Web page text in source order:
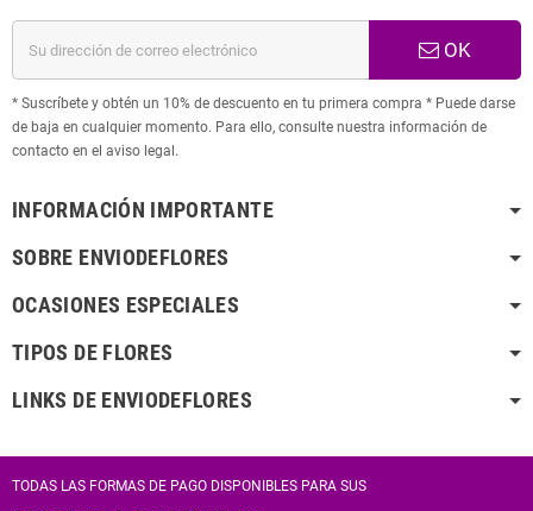
OK
* Suscríbete y obtén un 10% de descuento en tu primera compra * Puede darse
de baja en cualquier momento. Para ello, consulte nuestra información de
contacto en el aviso legal.
INFORMACIÓN IMPORTANTE
SOBRE ENVIODEFLORES
OCASIONES ESPECIALES
TIPOS DE FLORES
LINKS DE ENVIODEFLORES
TODAS LAS FORMAS DE PAGO DISPONIBLES PARA SUS